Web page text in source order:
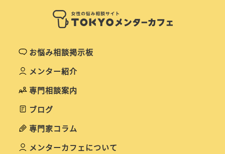
お悩み相談掲示板
メンター紹介
専門相談案内
ブログ
専門家コラム
メンターカフェについて